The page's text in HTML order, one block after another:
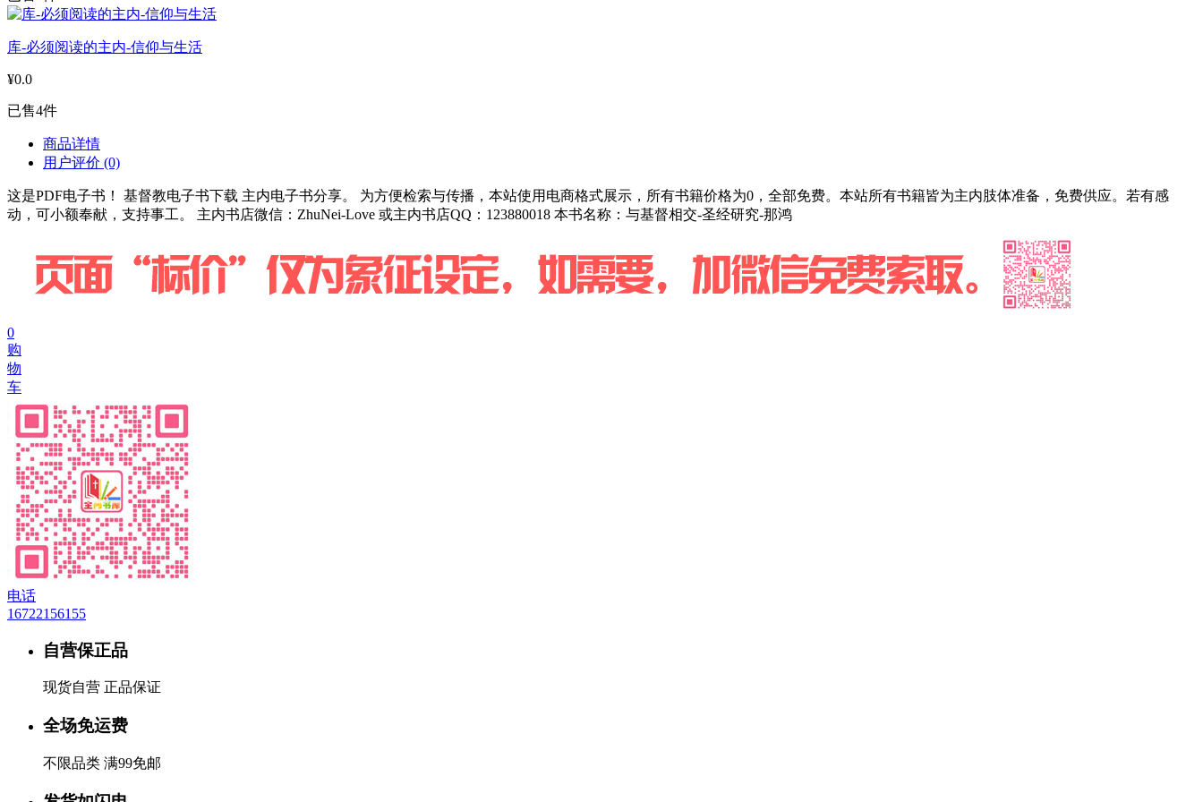
库-必须阅读的主内-信仰与生活
¥0.0
已售4件
商品详情
用户评价 (0)
这是PDF电子书！ 基督教电子书下载 主内电子书分享。 为方便检索与传播，本站使用电商格式展示，所有书籍价格为0，全部免费。本站所有书籍皆为主内肢体准备，免费供应。若有感
动，可小额奉献，支持事工。 主内书店微信：ZhuNei-Love 或主内书店QQ：123880018 本书名称：与基督相交-圣经研究-那鸿
0
购
物
车
电话
16722156155
自营保正品
现货自营 正品保证
全场免运费
不限品类 满99免邮